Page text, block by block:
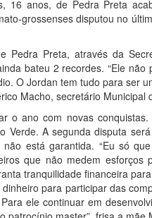
16 anos, de Pedra Preta
grossenses disputou no
Pedra Preta, através da
bateu 2 recordes. “Ele
O Jordan tem tudo para ser
Macho, secretário Municipal
o ano com novas
Verde. A segunda disputa
está garantida. “Eu só
que não medem esforços
tranquilidade financeira
para participar das
ele continuar em